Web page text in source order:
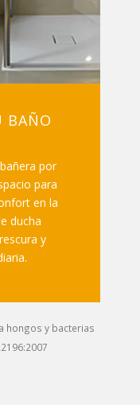
BAÑO
por
para
en la
ducha
y
hongos y bacterias